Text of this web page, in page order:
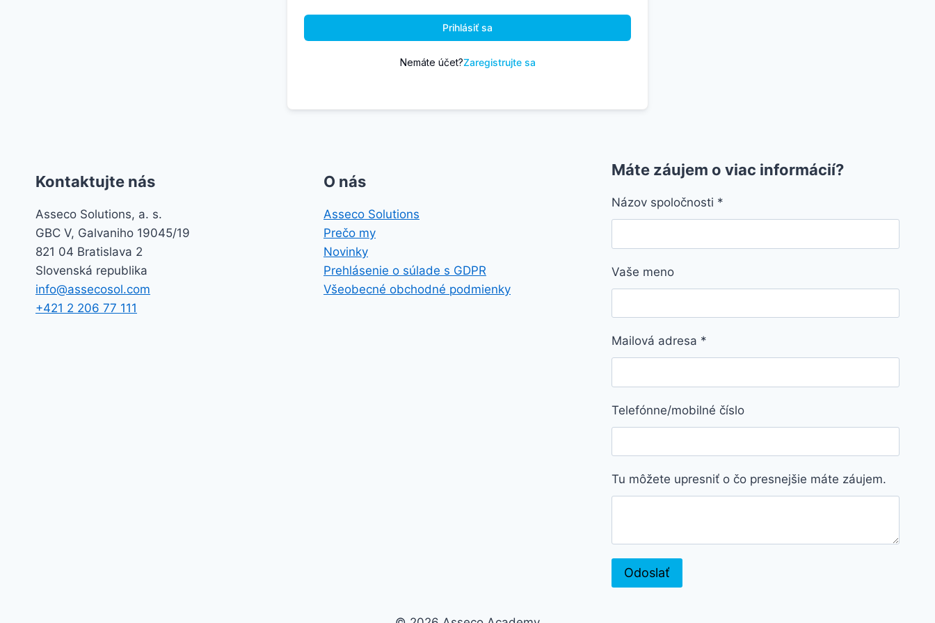
Prihlásiť sa
Nemáte účet?Zaregistrujte sa
Kontaktujte nás
Asseco Solutions, a. s.
GBC V, Galvaniho 19045/19
821 04 Bratislava 2
Slovenská republika
info@assecosol.com
+421 2 206 77 111
O nás
Asseco Solutions
Prečo my
Novinky
Prehlásenie o súlade s GDPR
Všeobecné obchodné podmienky
Máte záujem o viac informácií?
Názov spoločnosti *
Vaše meno
Mailová adresa *
Telefónne/mobilné číslo
Tu môžete upresniť o čo presnejšie máte záujem.
Odoslať